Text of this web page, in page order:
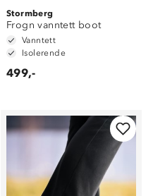
Stormberg
Frogn vanntett boot
Vanntett
Isolerende
499,-